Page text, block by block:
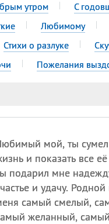
утром С
Любимому
Стихи о разлуке
Пожелания
мой, ты
и показать все
подарил мне
и удачу.
самый смелый,
желанный,